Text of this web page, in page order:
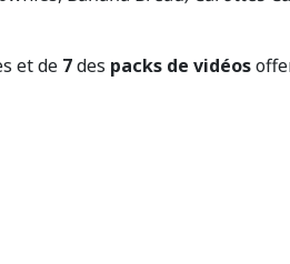
et de 7des packs de vidéos